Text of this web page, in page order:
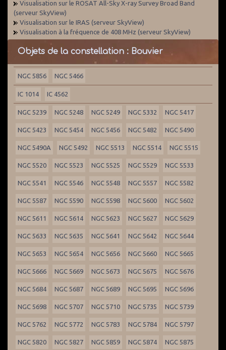
Visualisation sur le ROSAT All-Sky X-ray Survey Broad Band
(serveur SkyView)
Visualisation sur le IRAS (serveur SkyView)
Visualisation à la fréquence de 408 MHz (serveur SkyView)
Objets de la constellation : Bouvier
NGC 5856 NGC 5466
IC 1014 IC 4562
NGC 5239 NGC 5248 NGC 5249 NGC 5332 NGC 5417
NGC 5423 NGC 5454 NGC 5456 NGC 5482 NGC 5490
NGC 5490A NGC 5492 NGC 5513 NGC 5514 NGC 5515
NGC 5520 NGC 5523 NGC 5525 NGC 5529 NGC 5533
NGC 5541 NGC 5546 NGC 5548 NGC 5557 NGC 5582
NGC 5587 NGC 5590 NGC 5598 NGC 5600 NGC 5602
NGC 5611 NGC 5614 NGC 5623 NGC 5627 NGC 5629
NGC 5633 NGC 5635 NGC 5641 NGC 5642 NGC 5644
NGC 5653 NGC 5654 NGC 5656 NGC 5660 NGC 5665
NGC 5666 NGC 5669 NGC 5673 NGC 5675 NGC 5676
NGC 5684 NGC 5687 NGC 5689 NGC 5695 NGC 5696
NGC 5698 NGC 5707 NGC 5710 NGC 5735 NGC 5739
NGC 5762 NGC 5772 NGC 5783 NGC 5784 NGC 5797
NGC 5820 NGC 5827 NGC 5859 NGC 5874 NGC 5875